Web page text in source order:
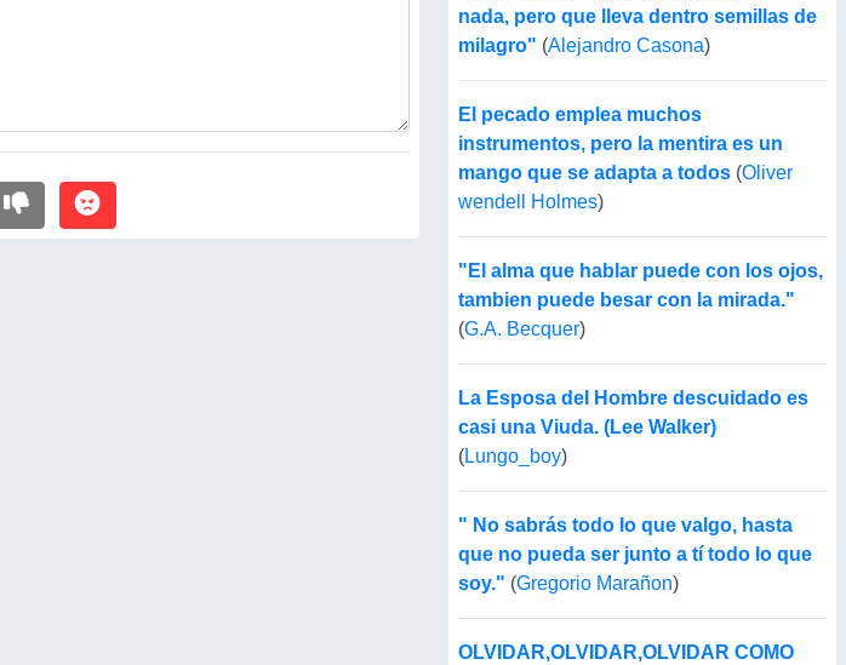
nada, pero que lleva dentro semillas de
milagro" (Alejandro Casona)
El pecado emplea muchos
instrumentos, pero la mentira es un
mango que se adapta a todos (Oliver
wendell Holmes)
"El alma que hablar puede con los ojos,
tambien puede besar con la mirada."
(G.A. Becquer)
La Esposa del Hombre descuidado es
casi una Viuda. (Lee Walker)
(Lungo_boy)
" No sabrás todo lo que valgo, hasta
que no pueda ser junto a tí todo lo que
soy." (Gregorio Marañon)
OLVIDAR,OLVIDAR,OLVIDAR COMO